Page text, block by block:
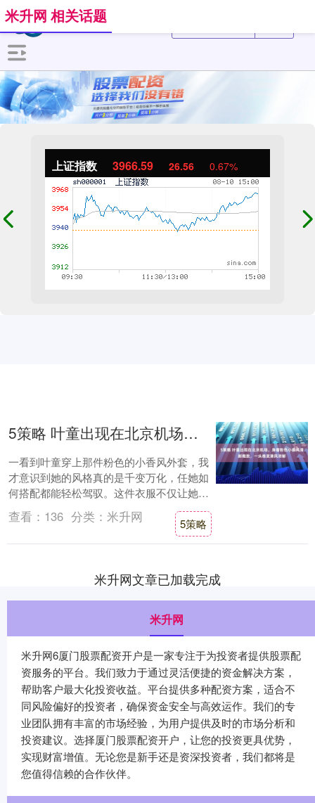
上证指数 3966.59 26.56 0.67%
米升网 相关话题
5策略 叶童出现在北京机场，身着粉色小香风清新雅致，一头卷发港风浓郁
一看到叶童穿上那件粉色的小香风外套，我
才意识到她的风格真的是千变万化，任她如
何搭配都能轻松驾驭。这件衣服不仅让她的
整体气质变得温柔许多，还散发着一种不言
而喻的优....
5策略
查看： 136 分类： 米升网
米升网文章已加载完成
米升网
米升网6厦门股票配资开户是一家专注于为投资者提供股票配
资服务的平台。我们致力于通过灵活便捷的资金解决方案，
帮助客户最大化投资收益。平台提供多种配资方案，适合不
同风险偏好的投资者，确保资金安全与高效运作。我们的专
业团队拥有丰富的市场经验，为用户提供及时的市场分析和
投资建议。选择厦门股票配资开户，让您的投资更具优势，
实现财富增值。无论您是新手还是资深投资者，我们都将是
您值得信赖的合作伙伴。